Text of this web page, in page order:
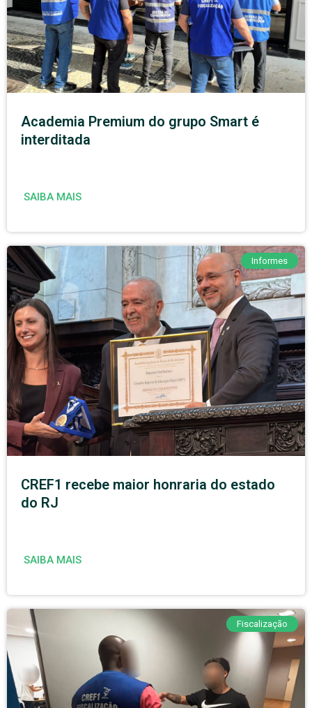
Academia Premium do grupo Smart é
interditada
SAIBA MAIS
Informes
CREF1 recebe maior honraria do estado
do RJ
SAIBA MAIS
Fiscalização